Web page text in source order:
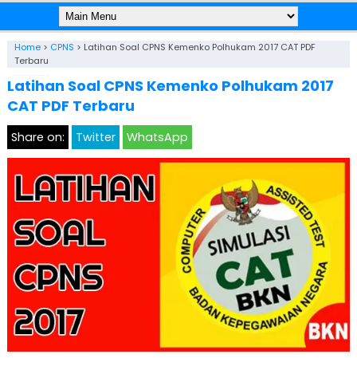
Home> CPNS > Latihan Soal CPNS Kemenko Polhukam 2017 CAT PDF
Terbaru
Latihan Soal CPNS Kemenko Polhukam 2017
CAT PDF Terbaru
Share on: Twitter WhatsApp